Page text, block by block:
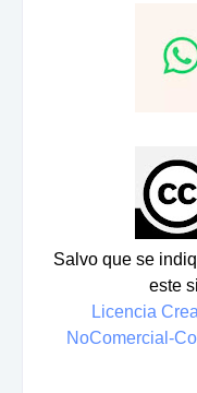
Salvo que se
este
Licencia
NoComercial-